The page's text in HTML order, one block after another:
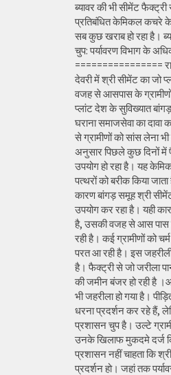
ब्यावर की भी सीमेंट
प्रतिबंधित केमिकल कचरे के
सब कुछ खराब हो रहा है।
चुप: पर्यावरण विभाग के
================
देवरी में श्री सीमेंट का जो
वजह से आसपास के
प्लांट देश के सुविख्यात
घराना समाजसेवा का दावा
से ग्रामीणों को सांस लेना
अनुसार पिछले कुछ दिनों में
उपयोग हो रहा है। यह
पत्थरों को बरीक किया
कारण बांगड़ समूह श्री
उपयोग कर रहा है। यही
है, उसकी वजह से आस पास
रही है। कई ग्रामीणों को
परत आ रही है। इस जहरीली
है। फैक्ट्री से जो जरीला
की जमीन बंजर हो रही है
भी जहरीला हो गया है।
धरना प्रदर्शन कर रहे हैं,
प्रशासन चुप है। उल्टे
उनके खिलाफ मुकदमे दर्ज
प्रशासन नहीं चाहता कि
प्रदर्शन हो। जहां तक